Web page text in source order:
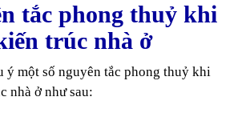
tắc phong thuỷ khi
trúc nhà ở
ý một số nguyên tắc phong thuỷ khi
nhà ở như sau: